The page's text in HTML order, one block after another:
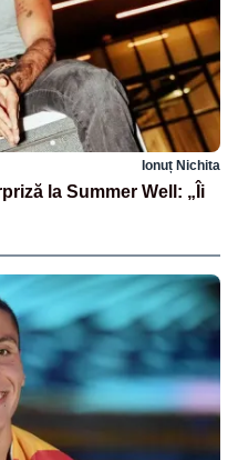
Ionuț Nichita
la Summer Well: „Îi